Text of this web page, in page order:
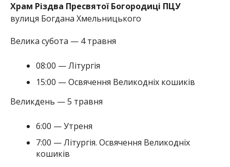
Храм Різдва Пресвятої Богородиці ПЦУ
вулиця Богдана Хмельницького
Велика субота — 4 травня
08:00 — Літургія
15:00 — Освячення Великодніх кошиків
Великдень — 5 травня
6:00 — Утреня
7:00 — Літургія. Освячення Великодніх
кошиків